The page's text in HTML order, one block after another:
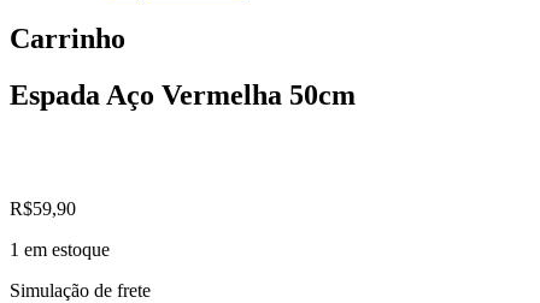
Carrinho
Espada Aço Vermelha 50cm
R$59,90
1 em estoque
Simulação de frete